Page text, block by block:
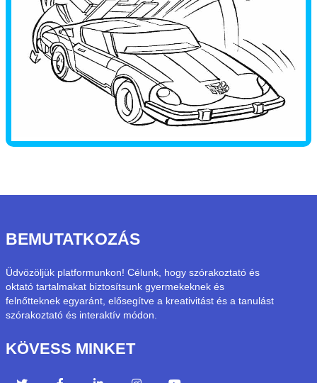
BEMUTATKOZÁS
Üdvözöljük platformunkon! Célunk, hogy szórakoztató és
oktató tartalmakat biztosítsunk gyermekeknek és
felnőtteknek egyaránt, elősegítve a kreativitást és a tanulást
szórakoztató és interaktív módon.
KÖVESS MINKET